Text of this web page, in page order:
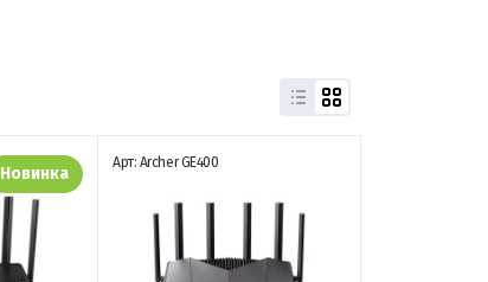
Новинка
Арт: Archer GE400